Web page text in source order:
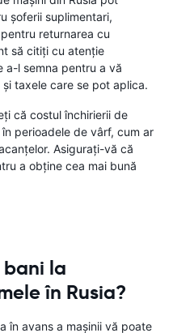
șoferii suplimentari,
returnarea cu
să citiți cu atenție
a-l semna pentru a vă
taxele care se pot aplica.
că costul închirierii de
perioadele de vârf, cum ar
Asigurați-vă că
a obține cea mai bună
bani la
în Rusia?
în avans a mașinii vă poate